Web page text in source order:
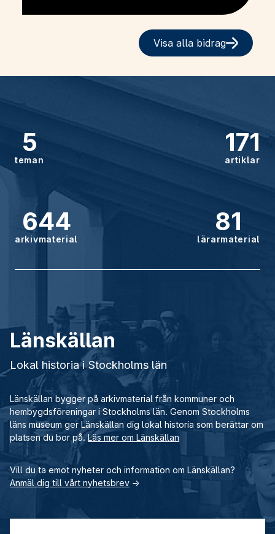
Visa alla bidrag
5
teman
171
artiklar
644
arkivmaterial
81
lärarmaterial
Länskällan
Lokal historia i Stockholms län
Länskällan bygger på arkivmaterial från kommuner och
hembygdsföreningar i Stockholms län. Genom Stockholms
läns museum ger Länskällan dig lokal historia som berättar om
platsen du bor på.Läs mer om Länskällan
Vill du ta emot nyheter och information om Länskällan?
Anmäl dig till vårt nyhetsbrev →